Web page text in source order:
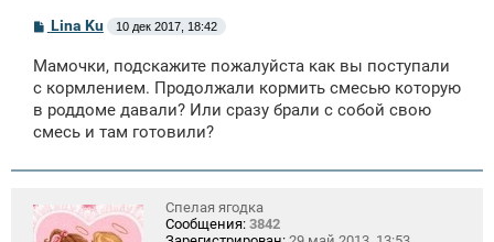
С
б
щ
н
и
Lina Ku 10 дек 2017, 18:42
Мамочки, подскажите пожалуйста как вы поступали
с кормлением. Продолжали кормить смесью которую
в роддоме давали? Или сразу брали с собой свою
смесь и там готовили?
Спелая ягодка
Сообщения: 3842